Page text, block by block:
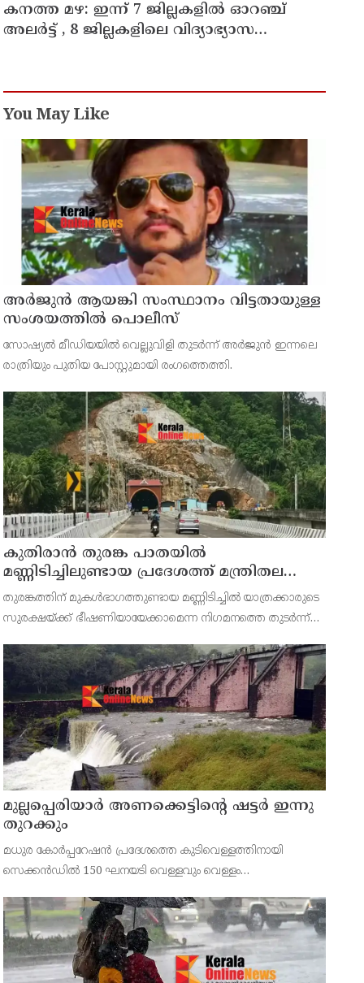
കനത്ത മഴ: ഇന്ന് 7 ജില്ലകളില്‍ ഓറഞ്ച്
അലര്‍ട്ട് , 8 ജില്ലകളിലെ വിദ്യാഭ്യാസ
You May Like
അര്‍ജുന്‍ ആയങ്കി സംസ്ഥാനം വിട്ടതായുള്ള
സംശയത്തില്‍ പൊലീസ്
സോഷ്യല്‍ മീഡിയയില്‍ വെല്ലുവിളി തുടര്‍ന്ന് അര്‍ജുന്‍ ഇന്നലെ
രാത്രിയും പുതിയ പോസ്റ്റുമായി രംഗത്തെത്തി.
കുതിരാന്‍ തുരങ്ക പാതയില്‍
മണ്ണിടിച്ചിലുണ്ടായ പ്രദേശത്ത് മന്ത്രിതല
സംഘത്തിന്റെ അടിയന്തര സന്ദര്‍ശനം
തുരങ്കത്തിന് മുകള്‍ഭാഗത്തുണ്ടായ മണ്ണിടിച്ചില്‍ യാത്രക്കാരുടെ
സുരക്ഷയ്ക്ക് ഭീഷണിയായേക്കാമെന്ന നിഗമനത്തെ തുടര്‍ന്ന്
നിയോഗിച്ചിരുന്നു.
മുല്ലപ്പെരിയാര്‍ അണക്കെട്ടിന്റെ ഷട്ടര്‍ ഇന്നു
തുറക്കും
മധുര കോര്‍പ്പറേഷന്‍ പ്രദേശത്തെ കുടിവെള്ളത്തിനായി
സെക്കന്‍ഡില്‍ 150 ഘനയടി വെള്ളവും വെള്ളം